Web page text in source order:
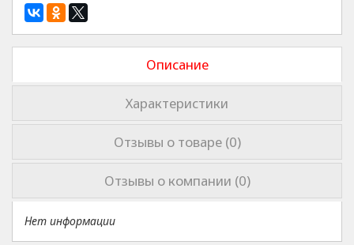
Описание
Характеристики
Отзывы о товаре (0)
Отзывы о компании (0)
Нет информации